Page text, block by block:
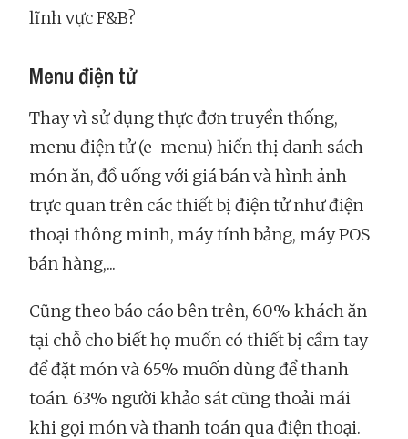
lĩnh vực F&B?
Menu điện tử
Thay vì sử dụng thực đơn truyền thống,
menu điện tử (e-menu) hiển thị danh sách
món ăn, đồ uống với giá bán và hình ảnh
trực quan trên các thiết bị điện tử như điện
thoại thông minh, máy tính bảng, máy POS
bán hàng,...
Cũng theo báo cáo bên trên, 60% khách ăn
tại chỗ cho biết họ muốn có thiết bị cầm tay
để đặt món và 65% muốn dùng để thanh
toán. 63% người khảo sát cũng thoải mái
khi gọi món và thanh toán qua điện thoại.